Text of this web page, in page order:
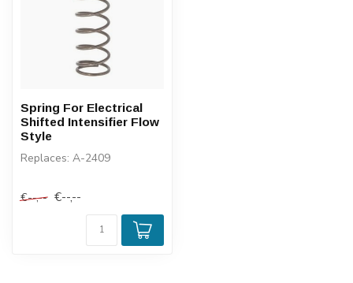
Spring For Electrical
Shifted Intensifier Flow
Style
Replaces: A-2409
€--,-- €--,--